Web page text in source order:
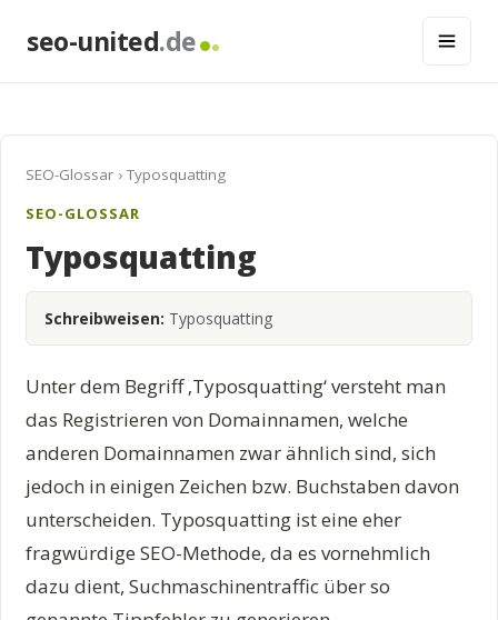
seo-united.de
SEO-Glossar › Typosquatting
SEO-GLOSSAR
Typosquatting
Schreibweisen: Typosquatting
Unter dem Begriff ‚Typosquatting‘ versteht man
das Registrieren von Domainnamen, welche
anderen Domainnamen zwar ähnlich sind, sich
jedoch in einigen Zeichen bzw. Buchstaben davon
unterscheiden. Typosquatting ist eine eher
fragwürdige SEO-Methode, da es vornehmlich
dazu dient, Suchmaschinentraffic über so